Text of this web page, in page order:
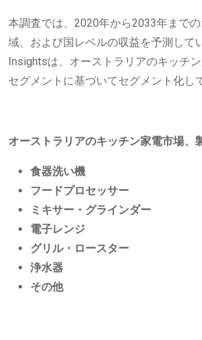
本調査では、2020年から2033年まで
域、および国レベルの収益を予測して
Insightsは、オーストラリアのキッチ
セグメントに基づいてセグメント化し
オーストラリアのキッチン家電市場、
食器洗い機
フードプロセッサー
ミキサー・グラインダー
電子レンジ
グリル・ロースター
浄水器
その他